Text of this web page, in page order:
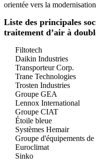
orientée vers la
Liste des principales
traitement d’air à
Filtotech
Daikin Industries
Transporteur Corp.
Trane Technologies
Trosten Industries
Groupe GEA
Lennox International
Groupe CIAT
Étoile bleue
Systèmes Hemair
Groupe d'équipements
Euroclimat
Sinko